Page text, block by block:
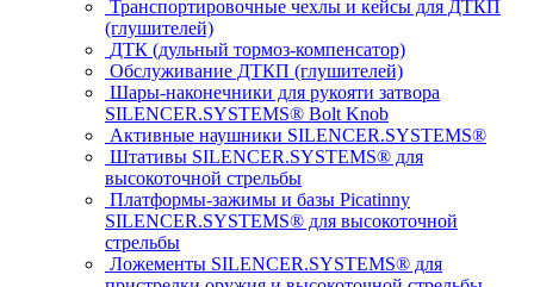
Транспортировочные чехлы и кейсы для ДТКП
(глушителей)
ДТК (дульный тормоз-компенсатор)
Обслуживание ДТКП (глушителей)
Шары-наконечники для рукояти затвора
SILENCER.SYSTEMS® Bolt Knob
Активные наушники SILENCER.SYSTEMS®
Штативы SILENCER.SYSTEMS® для
высокоточной стрельбы
Платформы-зажимы и базы Picatinny
SILENCER.SYSTEMS® для высокоточной
стрельбы
Ложементы SILENCER.SYSTEMS® для